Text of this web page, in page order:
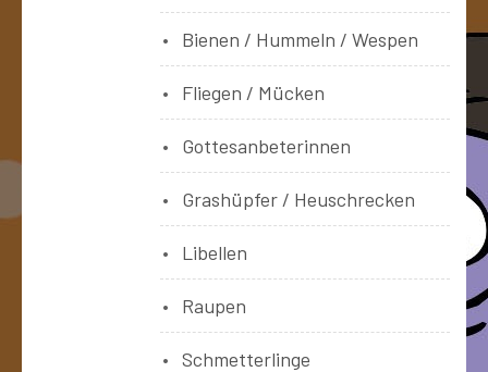
Bienen / Hummeln / Wespen
Fliegen / Mücken
Gottesanbeterinnen
Grashüpfer / Heuschrecken
Libellen
Raupen
Schmetterlinge